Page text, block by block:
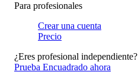
Para profesionales
Crear una cuenta
Precio
¿Eres profesional independiente?
Prueba Encuadrado ahora